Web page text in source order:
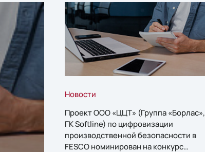
Новости
Проект ООО «ЦЦТ» (Группа «Борлас»,
ГК Softline) по цифровизации
производственной безопасности в
FESCO номинирован на конкурс